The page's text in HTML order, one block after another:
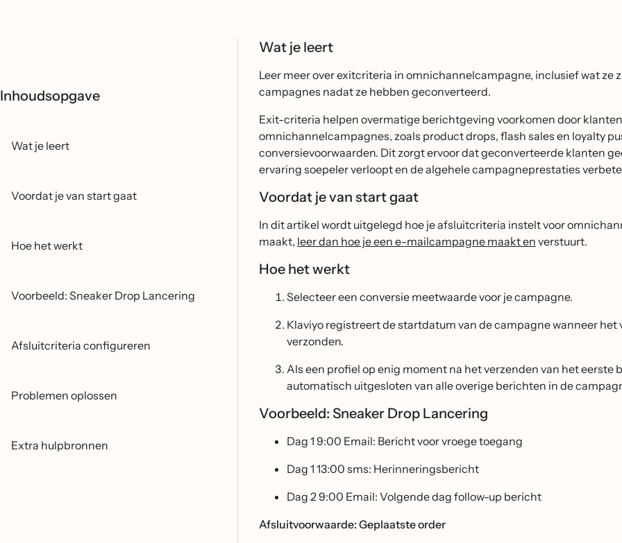
Inhoudsopgave
Wat je leert
Voordat je van start gaat
Hoe het werkt
Voorbeeld: Sneaker Drop Lancering
Afsluitcriteria configureren
Problemen oplossen
Extra hulpbronnen
Wat je leert
Leer meer over exitcriteria in omnichannelcampagne, inclusief wat ze
campagnes nadat ze hebben geconverteerd.
Exit-criteria helpen overmatige berichtgeving voorkomen door
omnichannelcampagnes, zoals product drops, flash sales en loyalty
conversievoorwaarden. Dit zorgt ervoor dat geconverteerde klanten
ervaring soepeler verloopt en de algehele campagneprestaties
Voordat je van start gaat
In dit artikel wordt uitgelegd hoe je afsluitcriteria instelt voor
maakt, leer dan hoe je een e-mailcampagne maakt en verstuurt.
Hoe het werkt
Selecteer een conversie meetwaarde voor je campagne.
Klaviyo registreert de startdatum van de campagne wanneer
verzonden.
Als een profiel op enig moment na het verzenden van het
automatisch uitgesloten van alle overige berichten in de
Voorbeeld: Sneaker Drop Lancering
Dag 1 9:00 Email: Bericht voor vroege toegang
Dag 1 13:00 sms: Herinneringsbericht
Dag 2 9:00 Email: Volgende dag follow-up bericht
Afsluitvoorwaarde: Geplaatste order